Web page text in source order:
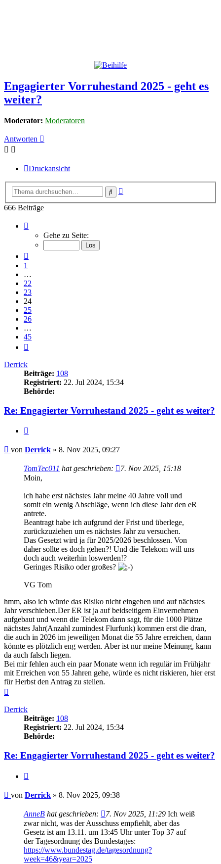
Engagierter Vorruhestand 2025 - geht es
weiter?
Moderator: Moderatoren
Antworten
Druckansicht
Suche
666 Beiträge
24
von
Gehe zu Seite:
1
…
22
23
24
25
26
…
45
Derrick
Beiträge: 108
Registriert: 22. Jul 2024, 15:34
Behörde:
Re: Engagierter Vorruhestand 2025 - geht es weiter?
Beitrag
von Derrick » 8. Nov 2025, 09:27
TomTec011 hat geschrieben:
7. Nov 2025, 15:18
Moin,
ich habe erst nächstes Jahr meine 40 Jahre voll und
somit ein wenig Abschläge, wenn ich diese Jahr den eR
antrete.
Beantragt habe ich aufgrund der Frist und überlege,
zurückzuziehen um es nächstes Jahr zu versuchen.
Das Gesetzt wird ja für 2025/2026 beschlossen. Von
daher sollte es doch gehen?! Und die Telekom will uns
doch auch weiterhin loswerden!?
Geringes Risiko oder großes?
VG Tom
hmm, also ich würde das Risiko nicht eingehen und auf nächstes
Jahr verschieben.Der ER ist ja auf beidseitigem Einvernehmen
aufgebaut und wenn die Telekom dann sagt, für die 1000 Plätze
nächstes Jahr(Anzahl zumindest Flurfunk) kommen erst die dran,
die auch in 2026 im jeweiligen Monat die 55 Jahre erreichen, dann
könnte es plötzlich eng werden. Aber ist nur meine Meinung, kann
da auch falsch liegen.
Bei mir fehlen auch ein paar Monate wenn ich regulär im Frühjahr
mit Erreichen von 55 Jahren gehe, würde es nicht riskieren, hier erst
für Herbst den Antrag zu stellen.
Derrick
Beiträge: 108
Registriert: 22. Jul 2024, 15:34
Behörde:
Re: Engagierter Vorruhestand 2025 - geht es weiter?
Beitrag
von Derrick » 8. Nov 2025, 09:38
AnneB hat geschrieben: 7. Nov 2025, 11:29 Ich weiß
zwar nicht, was der Ausschuss empfiehlt, aber das
Gesetz ist am 13.11. um 13:45 Uhr unter Top 37 auf
der Tagesordnung des Bundestages:
https://www.bundestag.de/tagesordnung?
week=46&year=2025